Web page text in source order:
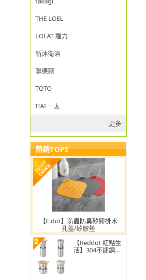
THE LOEL
LOLAT 羅力
新沐衛浴
聯德爾
TOTO
ITAI 一太
更多
熱銷TOP5
【E.dot】防蟲防臭矽膠排水
孔蓋/矽膠墊
2
【Reddot 紅點生
活】304不鏽鋼防